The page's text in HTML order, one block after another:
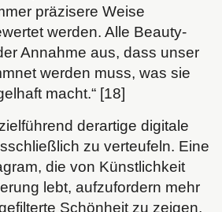
präzisere Weise
werden. Alle Beauty-
Annahme aus, dass unser
werden muss, was sie
macht.“ [18]
derartige digitale
zu verteufeln. Eine
die von Künstlichkeit
lebt, aufzufordern mehr
Schönheit zu zeigen,